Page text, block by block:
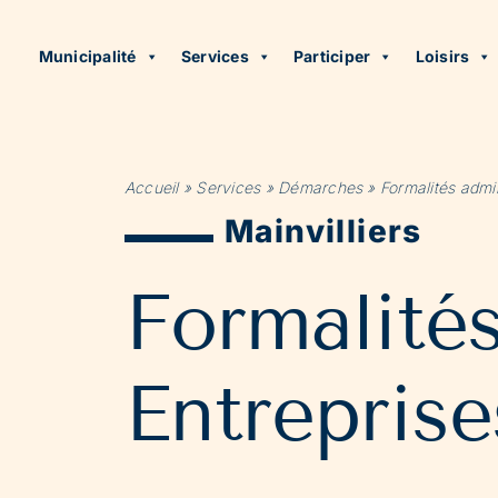
Municipalité Services Participer Loisirs
Accueil» Services» Démarches» Formalités
Mainvilliers